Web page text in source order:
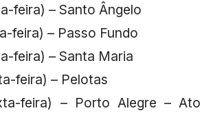
feira) – Santo Ângelo
feira) – Passo Fundo
feira) – Santa Maria
feira) – Pelotas
feira) – Porto Alegre – Ato